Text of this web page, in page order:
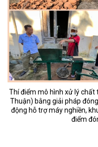
Thí điểm mô hình xử lý chất
Thuận) bằng giải pháp
động hỗ trợ máy nghiền,
điểm